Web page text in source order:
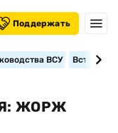
Поддержать
ВСУ
ЖОРЖ